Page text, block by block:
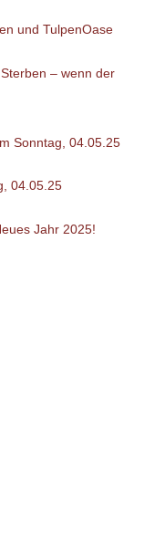
und TulpenOase
– wenn der
Sonntag, 04.05.25
04.05.25
Jahr 2025!